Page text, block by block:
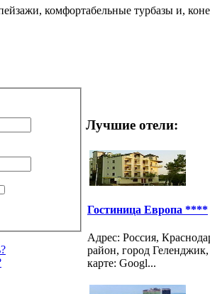
комфортабельные турбазы и,
Лучшие отели:
Гостиница Европа ****
Адрес: Россия,
район, город
карте: Googl...